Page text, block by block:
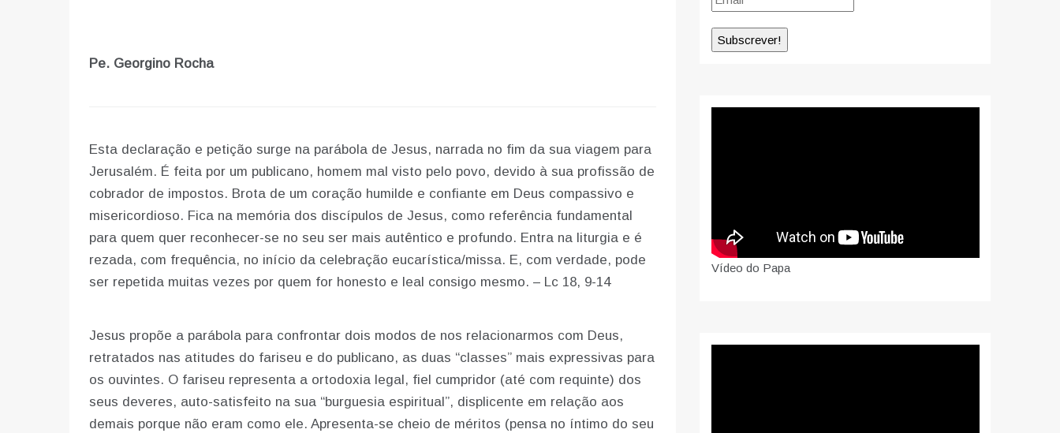
Pe. Georgino Rocha
Esta declaração e petição surge na parábola de Jesus, narrada no fim da sua viagem para
Jerusalém. É feita por um publicano, homem mal visto pelo povo, devido à sua profissão de
cobrador de impostos. Brota de um coração humilde e confiante em Deus compassivo e
misericordioso. Fica na memória dos discípulos de Jesus, como referência fundamental
para quem quer reconhecer-se no seu ser mais autêntico e profundo. Entra na liturgia e é
rezada, com frequência, no início da celebração eucarística/missa. E, com verdade, pode
ser repetida muitas vezes por quem for honesto e leal consigo mesmo. – Lc 18, 9-14
Jesus propõe a parábola para confrontar dois modos de nos relacionarmos com Deus,
retratados nas atitudes do fariseu e do publicano, as duas “classes” mais expressivas para
os ouvintes. O fariseu representa a ortodoxia legal, fiel cumpridor (até com requinte) dos
seus deveres, auto-satisfeito na sua “burguesia espiritual”, displicente em relação aos
demais porque não eram como ele. Apresenta-se cheio de méritos (pensa no íntimo do seu
Vídeo do Papa